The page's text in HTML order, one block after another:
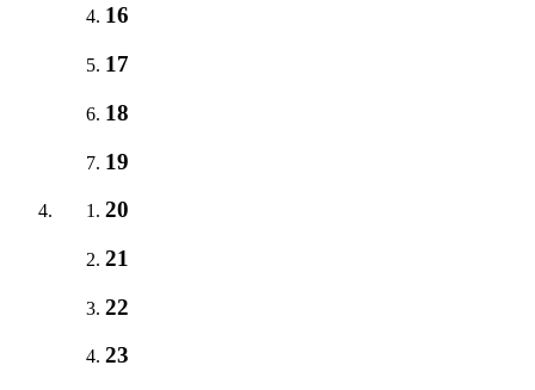
16
17
18
19
20
21
22
23